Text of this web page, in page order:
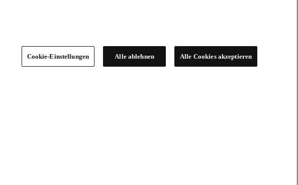
Cookie-Einstellungen Alle ablehnen Alle Cookies akzeptieren